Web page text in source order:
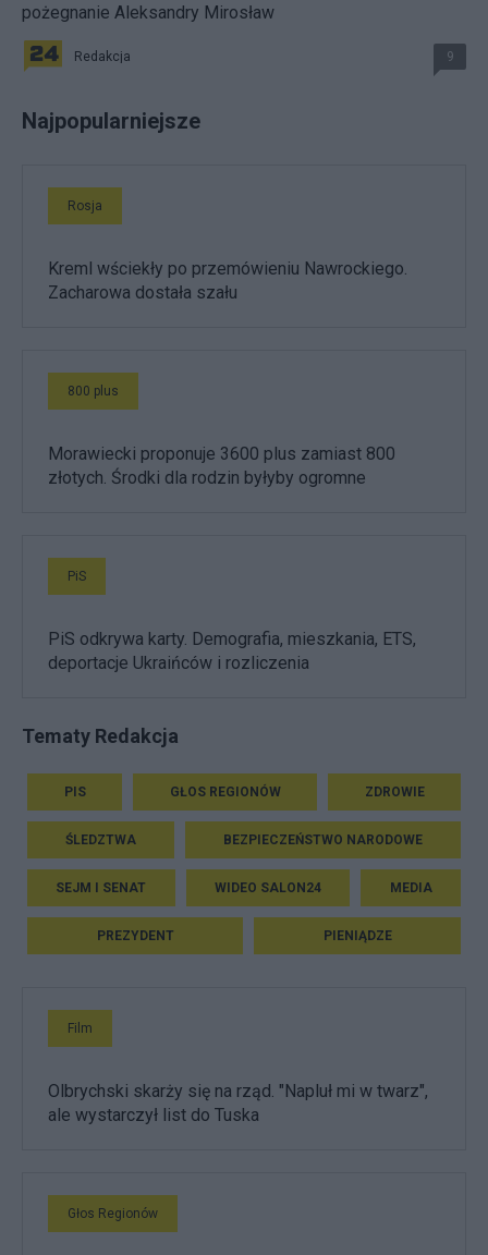
pożegnanie Aleksandry Mirosław
Redakcja 9
Najpopularniejsze
Rosja
Kreml wściekły po przemówieniu Nawrockiego.
Zacharowa dostała szału
800 plus
Morawiecki proponuje 3600 plus zamiast 800
złotych. Środki dla rodzin byłyby ogromne
PiS
PiS odkrywa karty. Demografia, mieszkania, ETS,
deportacje Ukraińców i rozliczenia
Tematy Redakcja
PIS GŁOS REGIONÓW ZDROWIE
ŚLEDZTWA BEZPIECZEŃSTWO NARODOWE
SEJM I SENAT WIDEO SALON24 MEDIA
PREZYDENT PIENIĄDZE
Film
Olbrychski skarży się na rząd. "Napluł mi w twarz",
ale wystarczył list do Tuska
Głos Regionów